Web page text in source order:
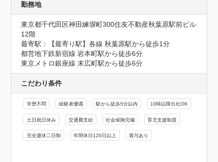
勤務地
東京都千代田区神田練塀町300住友不動産秋葉原駅前ビル
12階
最寄駅：【最寄り駅】各線 秋葉原駅から徒歩1分
都営地下鉄新宿線 岩本町駅から徒歩6分
東京メトロ銀座線 末広町駅から徒歩6分
こだわり条件
学歴不問 経験者優遇 駅から徒歩5分以内 10時以降出社OK
土日祝日休み 交通費支給 社会保険完備 育児支援制度
完全週休二日制 年間休日120日以上 賞与あり